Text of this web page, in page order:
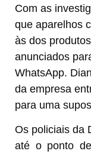
Com as
que aparelhos
às dos
anunciados
WhatsApp.
da empresa
para uma
Os policiais da
até o ponto